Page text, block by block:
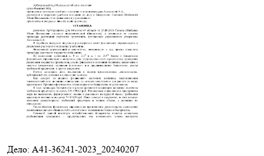
Дело: A41-36241-2023_20240207